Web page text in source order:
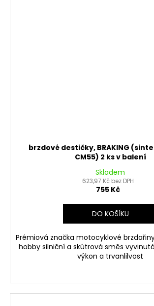
brzdové destičky, BRAKING
CM55) 2 ks v balení
Skladem
623,97 Kč bez DPH
755 Kč
DO KOŠÍKU
Prémiová značka motocyklové
hobby silniční a skútrová směs
výkon a trvanlilvost